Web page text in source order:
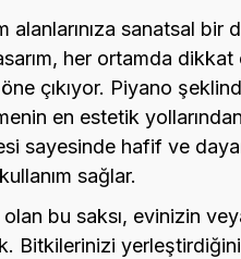
alanlarınıza sanatsal bir
her ortamda
çıkıyor. Piyano
en estetik
sayesinde hafif ve
sağlar.
olan bu saksı, evinizin
Bitkilerinizi